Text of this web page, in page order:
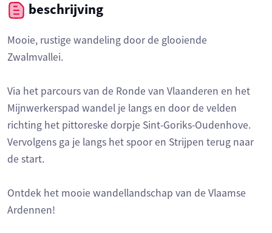
beschrijving
Mooie, rustige wandeling door de glooiende
Zwalmvallei.
Via het parcours van de Ronde van Vlaanderen en het
Mijnwerkerspad wandel je langs en door de velden
richting het pittoreske dorpje Sint-Goriks-Oudenhove.
Vervolgens ga je langs het spoor en Strijpen terug naar
de start.
Ontdek het mooie wandellandschap van de Vlaamse
Ardennen!